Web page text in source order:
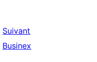
Suivant
Businex